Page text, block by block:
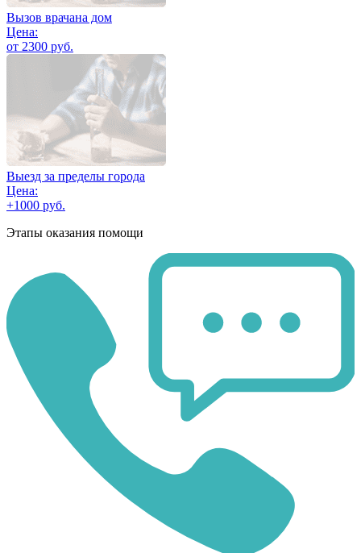
Вызов врачана дом
Цена:
от 2300 руб.
Выезд за пределы города
Цена:
+1000 руб.
Этапы оказания помощи